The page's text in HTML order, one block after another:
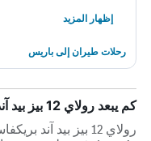
إظهار المزيد
رحلات طيران إلى باريس
كم يبعد رولاي 12 بيز بيد آند بريكفاست عن Lutetia؟
رولاي 12 بيز بيد